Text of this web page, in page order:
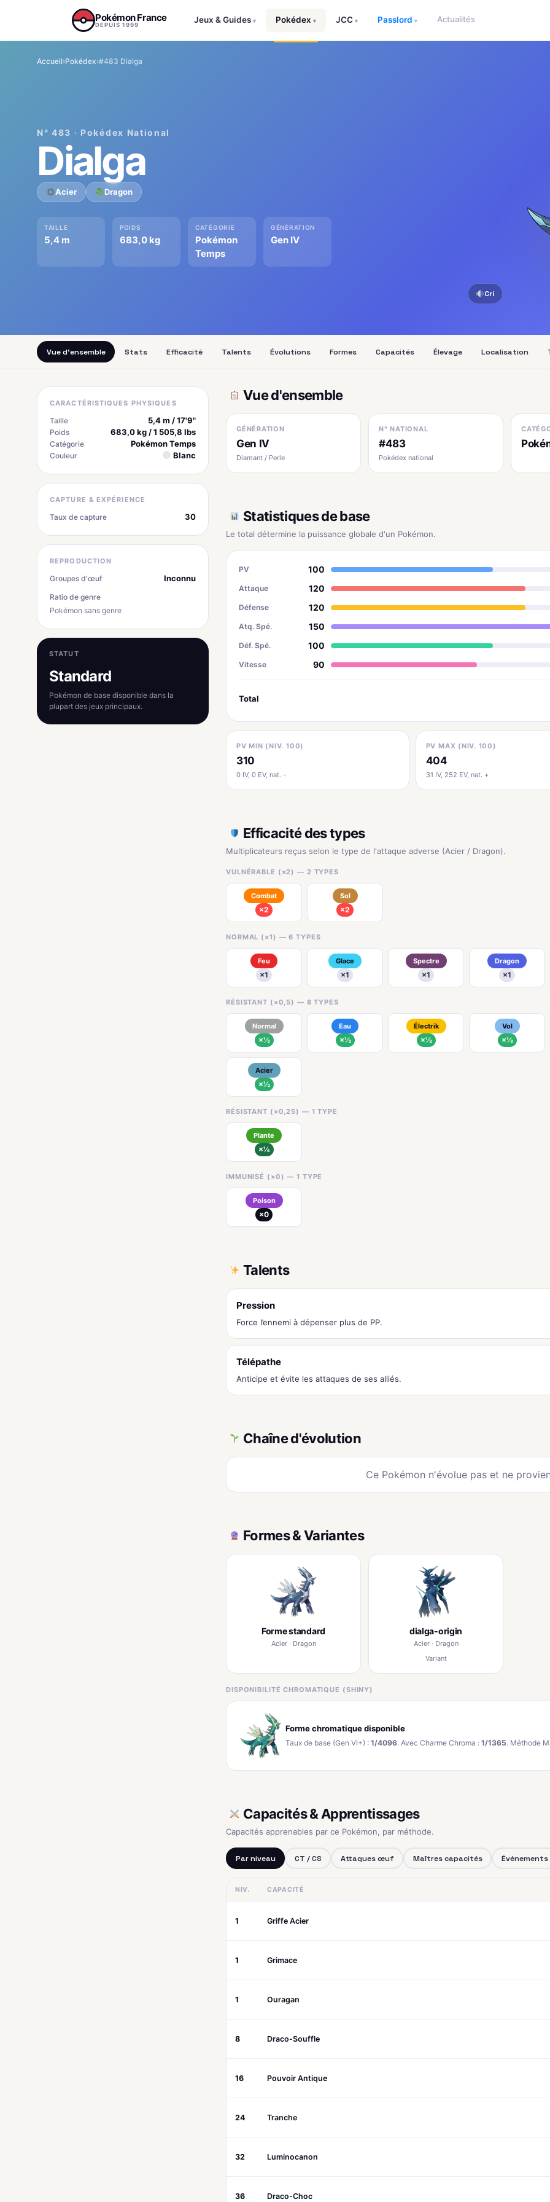
Pokémon France
DEPUIS 1999
Jeux & Guides ▾ Pokédex ▾ JCC ▾ Passlord ▾ Actualités
Accueil›Pokédex›#483 Dialga
N° 483 · Pokédex National
Dialga
Acier Dragon
TAILLE
5,4 m
POIDS
683,0 kg
CATÉGORIE
Pokémon
Temps
GÉNÉRATION
Gen IV
Cri
Vue d'ensemble Stats Efficacité Talents Évolutions Formes Capacités Élevage Localisation
CARACTÉRISTIQUES PHYSIQUES
Taille 5,4 m / 17'9"
Poids 683,0 kg / 1 505,8 lbs
Catégorie Pokémon Temps
Couleur Blanc
CAPTURE & EXPÉRIENCE
Taux de capture 30
REPRODUCTION
Groupes d'œuf Inconnu
Ratio de genre
Pokémon sans genre
STATUT
Standard
Pokémon de base disponible dans la
plupart des jeux principaux.
Vue d'ensemble
GÉNÉRATION
Gen IV
Diamant / Perle
N° NATIONAL
#483
Pokédex national
Statistiques de base
Le total détermine la puissance globale d'un Pokémon.
PV 100
Attaque 120
Défense 120
Atq. Spé. 150
Déf. Spé. 100
Vitesse 90
Total
PV MIN (NIV. 100)
310
0 IV, 0 EV, nat. -
PV MAX (NIV. 100)
404
31 IV, 252 EV, nat. +
Efficacité des types
Multiplicateurs reçus selon le type de l'attaque adverse (Acier / Dragon).
VULNÉRABLE (×2) — 2 TYPES
Combat
×2
Sol
×2
NORMAL (×1) — 6 TYPES
Feu
×1
Glace
×1
Spectre
×1
Dragon
×1
RÉSISTANT (×0,5) — 8 TYPES
Normal
×½
Eau
×½
Électrik
×½
Vol
×½
Acier
×½
RÉSISTANT (×0,25) — 1 TYPE
Plante
×¼
IMMUNISÉ (×0) — 1 TYPE
Poison
×0
Talents
Pression
Force l’ennemi à dépenser plus de PP.
Télépathe
Anticipe et évite les attaques de ses alliés.
Chaîne d'évolution
Ce Pokémon n'évolue pas et ne
Formes & Variantes
Forme standard
Acier · Dragon
dialga-origin
Acier · Dragon
Variant
DISPONIBILITÉ CHROMATIQUE (SHINY)
Forme chromatique disponible
Taux de base (Gen VI+) : 1/4096. Avec Charme Chroma : 1/1365. Méthode
Capacités & Apprentissages
Capacités apprenables par ce Pokémon, par méthode.
Par niveau CT / CS Attaques œuf Maîtres capacités Événements
NIV. CAPACITÉ
1 Griffe Acier
1 Grimace
1 Ouragan
8 Draco-Souffle
16 Pouvoir Antique
24 Tranche
32 Luminocanon
36 Draco-Choc